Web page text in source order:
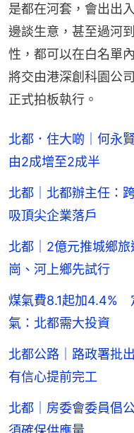
是都在河套，會出出
邊談生意，甚至過河
性，都可以在白名單
將交由港深創科園公
正式拍板執行。
北都．住大啲｜何永
由2成增至2成半
北都｜北都辦主任：
吸頂尖企業落戶
北都｜2億元推城鄉
崗、河上鄉先試行
煤氣費8.1起加4.4%
氣：北都需大投資
北都公路｜路政署批
有信心提前完工
北都｜房委會委員倡